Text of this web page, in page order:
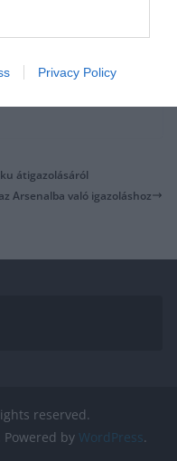
Privacy Policy
átigazolásáról
Arsenalba való igazoláshoz
reserved.
by WordPress.